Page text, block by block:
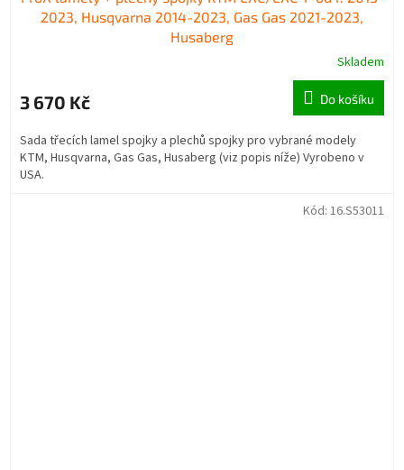
2023, Husqvarna 2014-2023, Gas Gas 2021-2023,
Husaberg
Skladem
3 670 Kč Do košíku
Sada třecích lamel spojky a plechů spojky pro vybrané modely
KTM, Husqvarna, Gas Gas, Husaberg (viz popis níže) Vyrobeno v
USA.
Kód: 16.S53011